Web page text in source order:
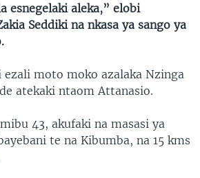
esnegelaki aleka,” elobi
Seddiki na nkasa ya sango ya
ezali moto moko azalaka Nzinga
atekaki ntaom Attanasio.
43, akufaki na masasi ya
te na Kibumba, na 15 kms